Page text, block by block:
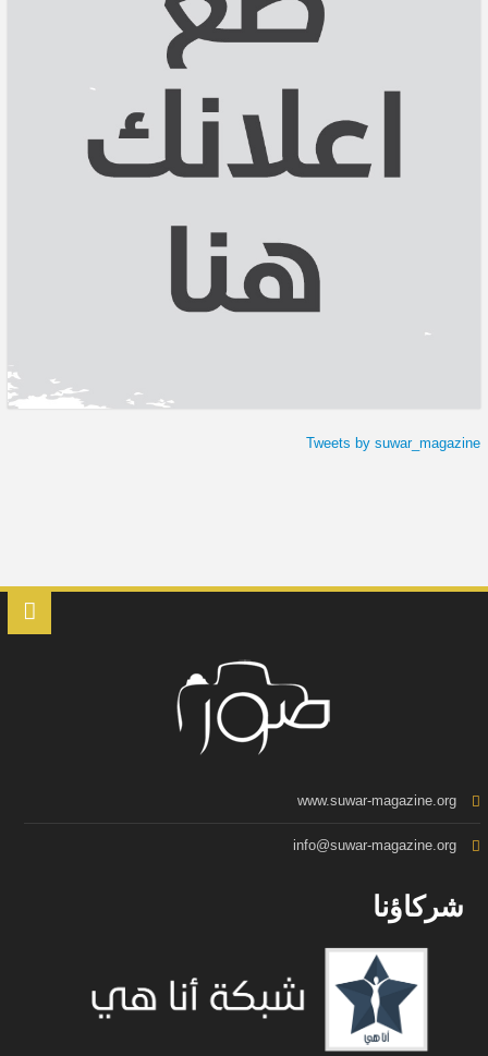
Tweets by suwar_magazine
www.suwar-magazine.org
info@suwar-magazine.org
شركاؤنا